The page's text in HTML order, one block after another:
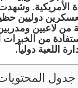
الأمريكية. وشهدت
دوليين
من لاعبين
من الخبرات
اللعبة دولياً.
جدول